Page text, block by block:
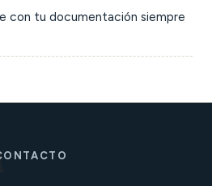
con tu documentación siempre